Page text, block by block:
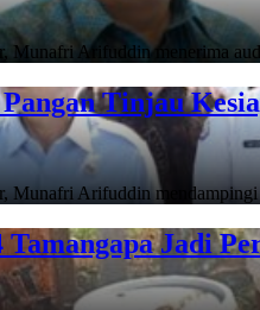
Arifuddin menerima
Tinjau
Arifuddin
Tamangapa Jadi